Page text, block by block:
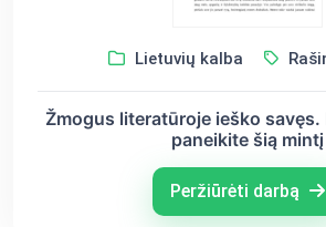
Lietuvių kalba
Žmogus literatūroje ieško savęs.
paneikite šią mintį
Peržiūrėti darbą